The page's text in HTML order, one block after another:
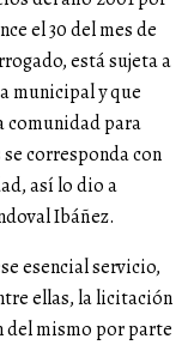
el 30 del mes de
está sujeta a
municipal y que
comunidad para
corresponda con
así lo dio a
Ibáñez.
esencial servicio,
ellas, la licitación
del mismo por parte